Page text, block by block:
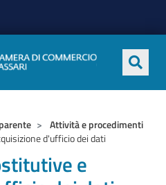
Attività e procedimenti
d'ufficio dei dati
e